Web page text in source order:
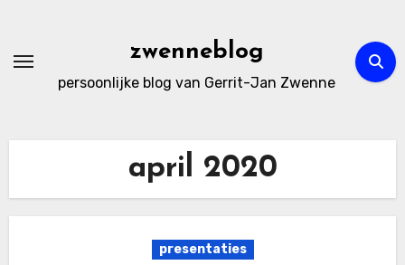
de
zwenneblog
persoonlijke blog van Gerrit-Jan Zwenne
april 2020
presentaties